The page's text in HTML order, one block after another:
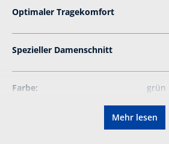
Optimaler Tragekomfort
Spezieller Damenschnitt
Farbe: grün
60°
Mehr lesen